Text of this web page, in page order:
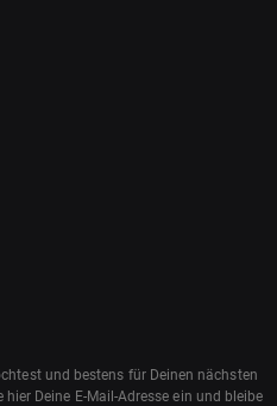
und bestens für Deinen nächsten
Deine E-Mail-Adresse ein und bleibe